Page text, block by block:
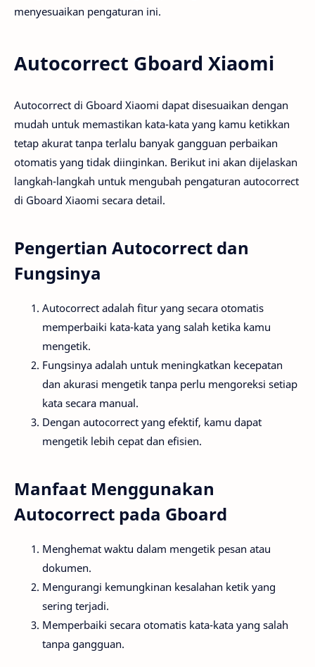
menyesuaikan pengaturan ini.
Autocorrect Gboard Xiaomi
Autocorrect di Gboard Xiaomi dapat disesuaikan dengan
mudah untuk memastikan kata-kata yang kamu ketikkan
tetap akurat tanpa terlalu banyak gangguan perbaikan
otomatis yang tidak diinginkan. Berikut ini akan dijelaskan
langkah-langkah untuk mengubah pengaturan autocorrect
di Gboard Xiaomi secara detail.
Pengertian Autocorrect dan
Fungsinya
Autocorrect adalah fitur yang secara otomatis
memperbaiki kata-kata yang salah ketika kamu
mengetik.
Fungsinya adalah untuk meningkatkan kecepatan
dan akurasi mengetik tanpa perlu mengoreksi setiap
kata secara manual.
Dengan autocorrect yang efektif, kamu dapat
mengetik lebih cepat dan efisien.
Manfaat Menggunakan
Autocorrect pada Gboard
Menghemat waktu dalam mengetik pesan atau
dokumen.
Mengurangi kemungkinan kesalahan ketik yang
sering terjadi.
Memperbaiki secara otomatis kata-kata yang salah
tanpa gangguan.